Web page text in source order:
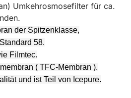
Umkehrosmosefilter für ca.
der Spitzenklasse,
58.
Filmtec.
( TFC-Membran ).
und ist Teil von Icepure.